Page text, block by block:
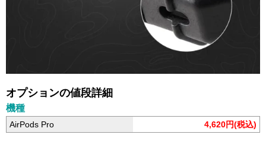
オプションの値段詳細
機種
AirPods Pro 4,620円(税込)